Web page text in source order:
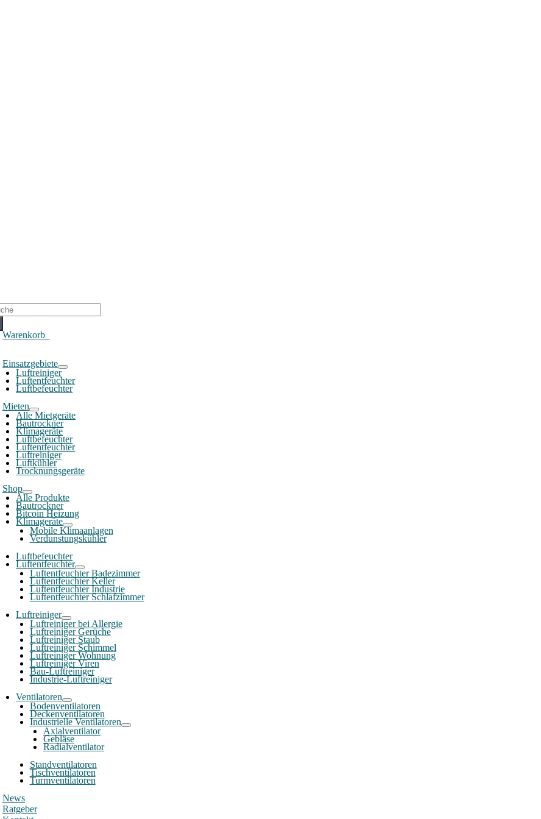
Warenkorb0
Einsatzgebiete
Luftreiniger
Luftentfeuchter
Luftbefeuchter
Mieten
Alle Mietgeräte
Bautrockner
Klimageräte
Luftbefeuchter
Luftentfeuchter
Luftreiniger
Luftkühler
Trocknungsgeräte
Shop
Alle Produkte
Bautrockner
Bitcoin Heizung
Klimageräte
Mobile Klimaanlagen
Verdunstungskühler
Luftbefeuchter
Luftentfeuchter
Luftentfeuchter Badezimmer
Luftentfeuchter Keller
Luftentfeuchter Industrie
Luftentfeuchter Schlafzimmer
Luftreiniger
Luftreiniger bei Allergie
Luftreiniger Gerüche
Luftreiniger Staub
Luftreiniger Schimmel
Luftreiniger Wohnung
Luftreiniger Viren
Bau-Luftreiniger
Industrie-Luftreiniger
Ventilatoren
Bodenventilatoren
Deckenventilatoren
Industrielle Ventilatoren
Axialventilator
Gebläse
Radialventilator
Standventilatoren
Tischventilatoren
Turmventilatoren
News
Ratgeber